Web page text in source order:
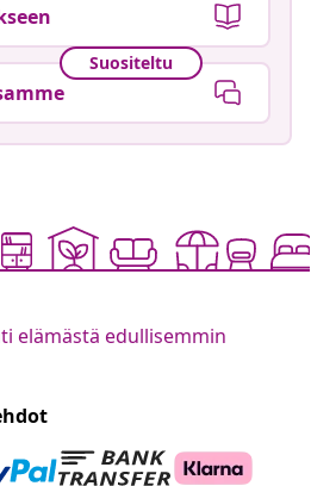
Suositeltu
elämästä edullisemmin